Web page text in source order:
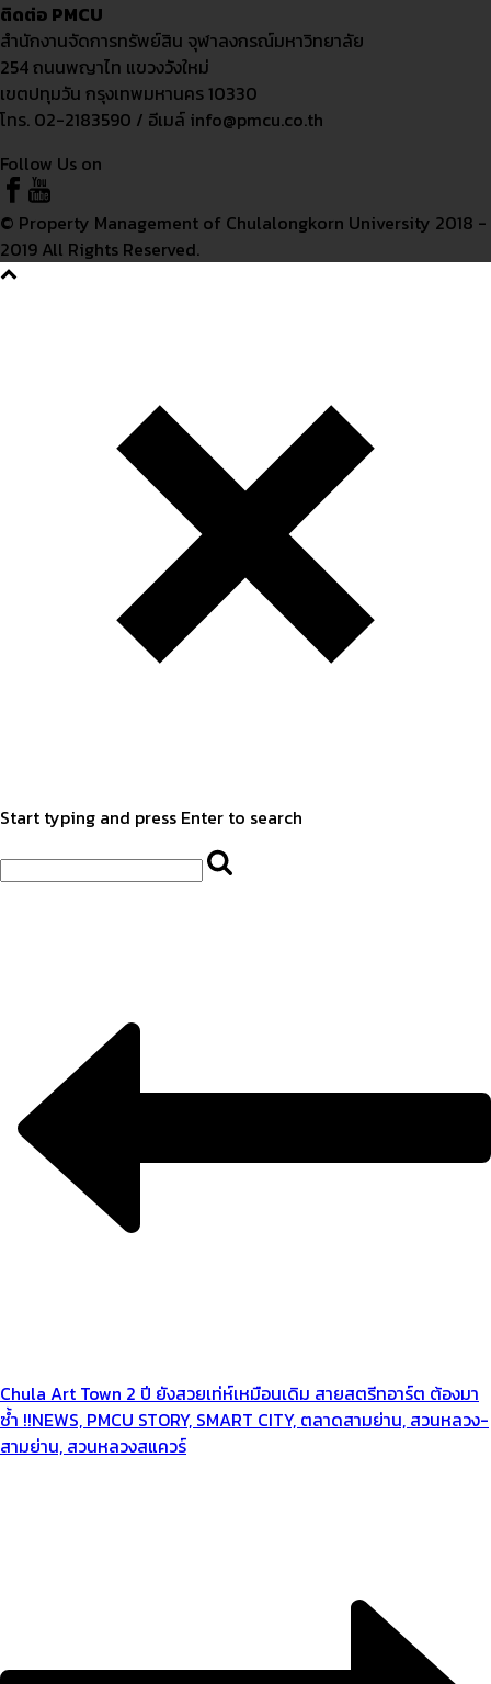
ติดต่อ PMCU
สำนักงานจัดการทรัพย์สิน จุฬาลงกรณ์มหาวิทยาลัย
254 ถนนพญาไท แขวงวังใหม่
เขตปทุมวัน กรุงเทพมหานคร 10330
โทร. 02-2183590 / อีเมล์ info@pmcu.co.th
Follow Us on
© Property Management of Chulalongkorn University 2018 -
2019 All Rights Reserved.
Start typing and press Enter to search
Chula Art Town 2 ปี ยังสวยเท่ห์เหมือนเดิม สายสตรีทอาร์ต ต้องมา
ซ้ำ !!NEWS, PMCU STORY, SMART CITY, ตลาดสามย่าน, สวนหลวง-
สามย่าน, สวนหลวงสแควร์